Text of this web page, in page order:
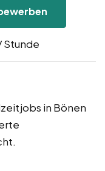
Stunde
in Bönen